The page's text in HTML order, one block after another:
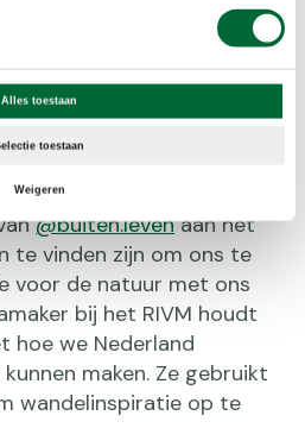
Alles toestaan
toestaan
Weigeren
personen volgen en
het beeld dat gedeeld
erachter. 'Een beeld
gaat voor
vast ons eigen
Mulder van
@buiten.levenaan het
te vinden zijn om ons te
voor de natuur met ons
bij het RIVM houdt
hoe we Nederland
maken. Ze gebruikt
wandelinspiratie op te